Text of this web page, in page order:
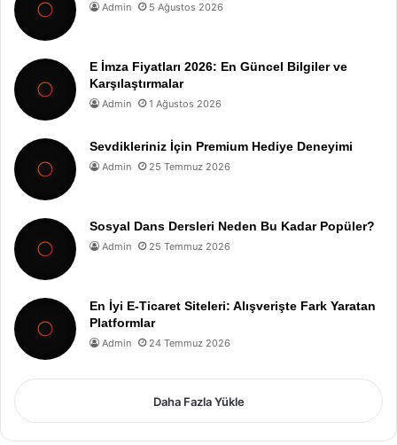
Admin 5 Ağustos 2026
E İmza Fiyatları 2026: En Güncel Bilgiler ve
Karşılaştırmalar
Admin 1 Ağustos 2026
Sevdikleriniz İçin Premium Hediye Deneyimi
Admin 25 Temmuz 2026
Sosyal Dans Dersleri Neden Bu Kadar Popüler?
Admin 25 Temmuz 2026
En İyi E-Ticaret Siteleri: Alışverişte Fark Yaratan
Platformlar
Admin 24 Temmuz 2026
Daha Fazla Yükle